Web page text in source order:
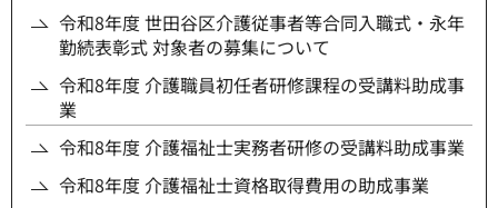
令和8年度 世田谷区介護従事者等合同入職式・永年
勤続表彰式 対象者の募集について
令和8年度 介護職員初任者研修課程の受講料助成事
業
令和8年度 介護福祉士実務者研修の受講料助成事業
令和8年度 介護福祉士資格取得費用の助成事業